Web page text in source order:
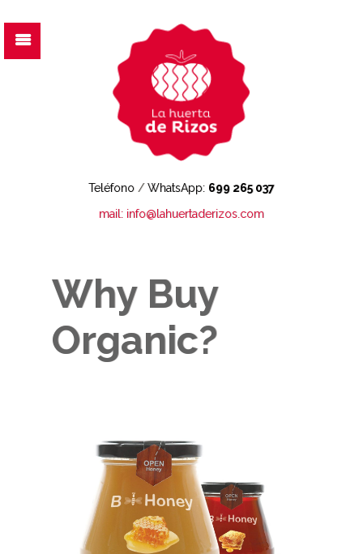
Teléfono /WhatsApp: 699 265 037
mail: info@lahuertaderizos.com
Why Buy
Organic?